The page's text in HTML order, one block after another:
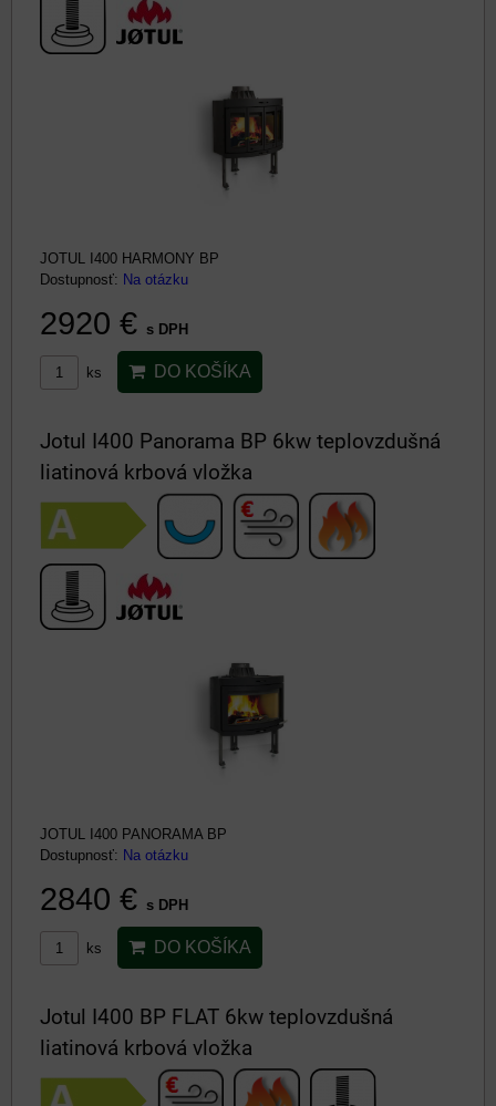
JOTUL I400 HARMONY BP
Dostupnosť: Na otázku
2920 € s DPH
ks DO KOŠÍKA
Jotul I400 Panorama BP 6kw teplovzdušná
liatinová krbová vložka
JOTUL I400 PANORAMA BP
Dostupnosť: Na otázku
2840 € s DPH
ks DO KOŠÍKA
Jotul I400 BP FLAT 6kw teplovzdušná
liatinová krbová vložka